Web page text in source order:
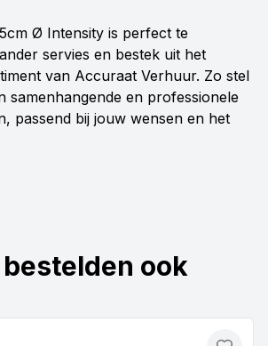
Ø Intensity is perfect te
servies en bestek uit het
van Accuraat Verhuur. Zo stel
samenhangende en professionele
passend bij jouw wensen en het
ook